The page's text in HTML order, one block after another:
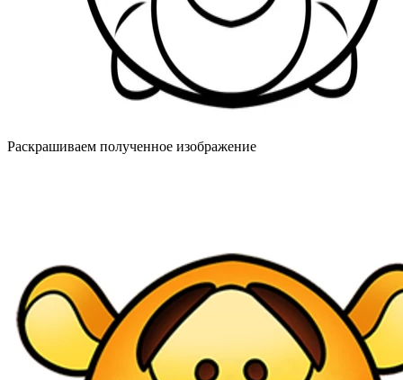
Раскрашиваем полученное изображение